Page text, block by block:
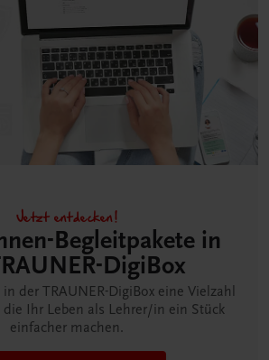
Jetzt entdecken!
Begleitpakete in
DigiBox
der TRAUNER-DigiBox eine Vielzahl
die Ihr Leben als Lehrer/in ein Stück
einfacher machen.